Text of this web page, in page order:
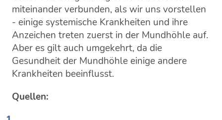
miteinander verbunden, als wir uns vorstellen
- einige systemische Krankheiten und ihre
Anzeichen treten zuerst in der Mundhöhle auf.
Aber es gilt auch umgekehrt, da die
Gesundheit der Mundhöhle einige andere
Krankheiten beeinflusst.
Quellen: